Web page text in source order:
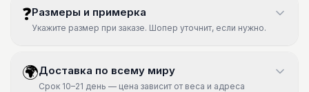
❓Размеры и примерка
Укажите размер при заказе. Шопер уточнит, если нужно.
🌍Доставка по всему миру
Срок 10–21 день — цена зависит от веса и адреса